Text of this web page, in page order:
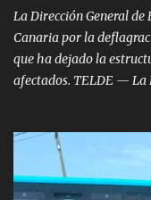
paz Estas ac...
La Dirección General
Canaria por la
que ha dejado la
afectados. TELDE — La
riesgo de accidentes
peligrosas (RISQCAN).
deflagración registrada